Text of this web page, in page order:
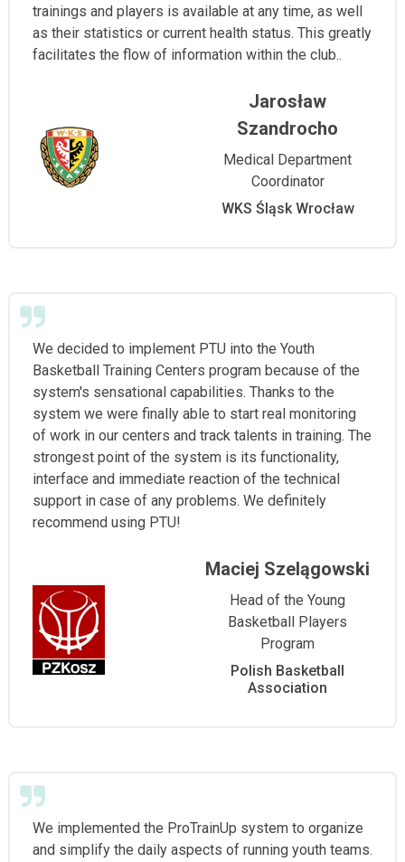
trainings and players is available at any time, as well
as their statistics or current health status. This greatly
facilitates the flow of information within the club..
Jarosław
Szandrocho
Medical Department
Coordinator
WKS Śląsk Wrocław
We decided to implement PTU into the Youth
Basketball Training Centers program because of the
system's sensational capabilities. Thanks to the
system we were finally able to start real monitoring
of work in our centers and track talents in training. The
strongest point of the system is its functionality,
interface and immediate reaction of the technical
support in case of any problems. We definitely
recommend using PTU!
Maciej Szelągowski
Head of the Young
Basketball Players
Program
Polish Basketball
Association
We implemented the ProTrainUp system to organize
and simplify the daily aspects of running youth teams.